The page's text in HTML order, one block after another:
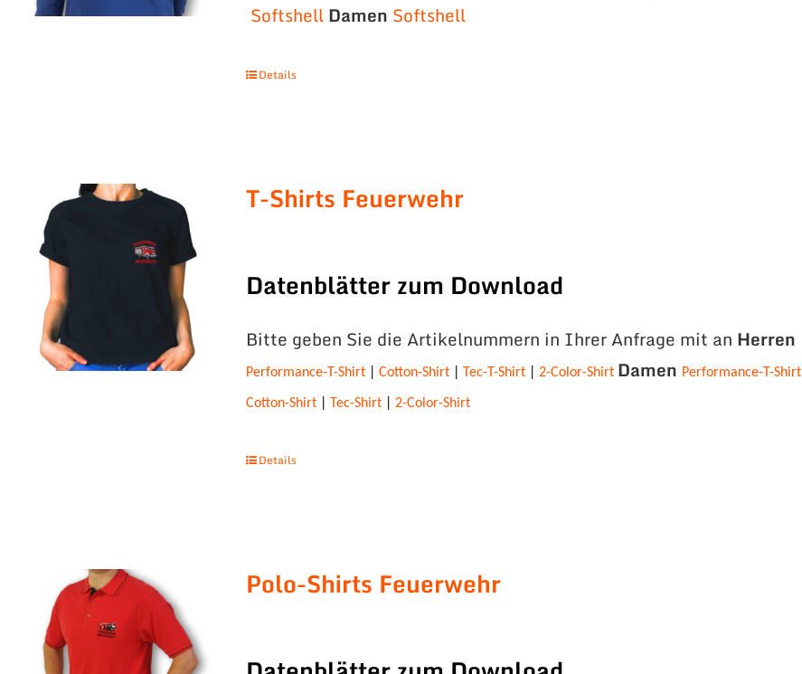
SoftshellDamen Softshell
Details
T-Shirts Feuerwehr
Datenblätter zum Download
Bitte geben Sie die Artikelnummern in Ihrer Anfrage mit an Herren
Performance-T-Shirt |Cotton-Shirt Tec-T-Shirt |2-Color-Shirt Damen Performance-T-Shirt
Cotton-Shirt Tec-Shirt |2-Color-Shirt
Details
Polo-Shirts Feuerwehr